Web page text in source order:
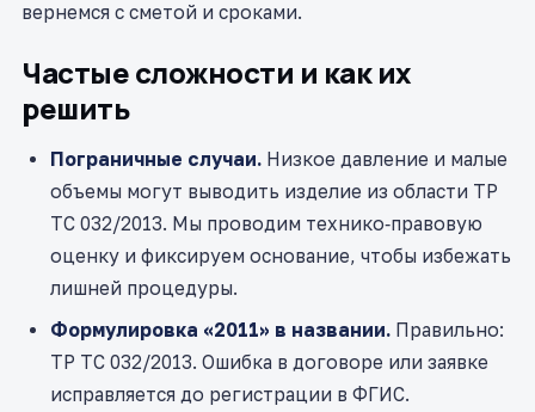
вернемся с сметой и сроками.
Частые сложности и как их
решить
Пограничные случаи. Низкое давление и малые
объемы могут выводить изделие из области ТР
ТС 032/2013. Мы проводим технико‑правовую
оценку и фиксируем основание, чтобы избежать
лишней процедуры.
Формулировка «2011» в названии. Правильно:
ТР ТС 032/2013. Ошибка в договоре или заявке
исправляется до регистрации в ФГИС.